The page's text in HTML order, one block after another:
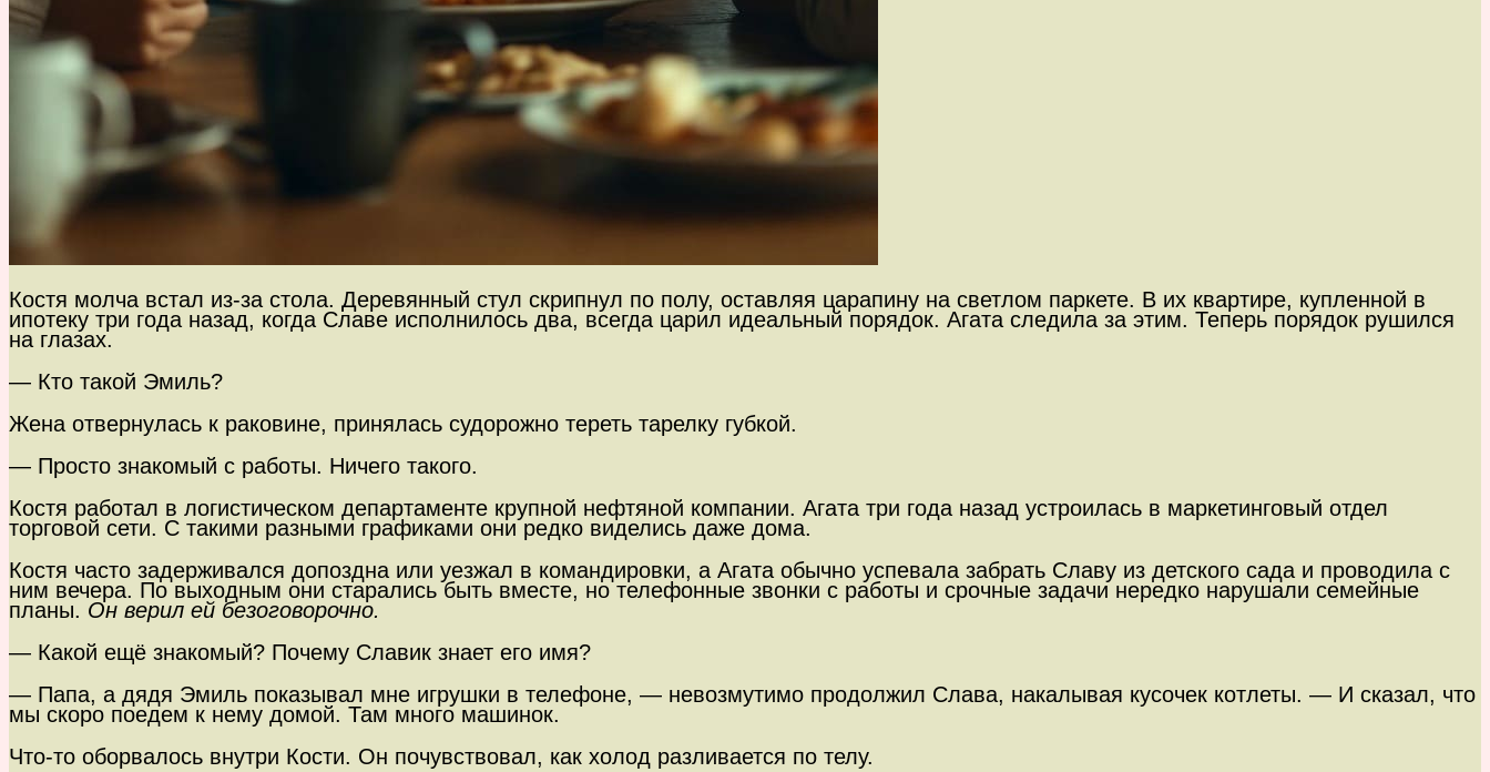
Костя молча встал из-за стола. Деревянный стул скрипнул по полу, оставляя царапину на светлом паркете. В их квартире, купленной в
ипотеку три года назад, когда Славе исполнилось два, всегда царил идеальный порядок. Агата следила за этим. Теперь порядок рушился
на глазах.
— Кто такой Эмиль?
Жена отвернулась к раковине, принялась судорожно тереть тарелку губкой.
— Просто знакомый с работы. Ничего такого.
Костя работал в логистическом департаменте крупной нефтяной компании. Агата три года назад устроилась в маркетинговый отдел
торговой сети. С такими разными графиками они редко виделись даже дома.
Костя часто задерживался допоздна или уезжал в командировки, а Агата обычно успевала забрать Славу из детского сада и проводила с
ним вечера. По выходным они старались быть вместе, но телефонные звонки с работы и срочные задачи нередко нарушали семейные
планы. Он верил ей безоговорочно.
— Какой ещё знакомый? Почему Славик знает его имя?
— Папа, а дядя Эмиль показывал мне игрушки в телефоне, — невозмутимо продолжил Слава, накалывая кусочек котлеты. — И сказал, что
мы скоро поедем к нему домой. Там много машинок.
Что-то оборвалось внутри Кости. Он почувствовал, как холод разливается по телу.